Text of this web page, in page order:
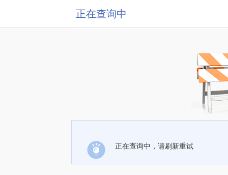
正在查询中
正在查询中，请刷新重试